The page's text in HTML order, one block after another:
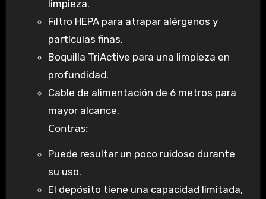
limpieza.
Filtro HEPA para atrapar alérgenos y
partículas finas.
Boquilla TriActive para una limpieza en
profundidad.
Cable de alimentación de 6 metros para
mayor alcance.
Contras:
Puede resultar un poco ruidoso durante
su uso.
El depósito tiene una capacidad limitada,